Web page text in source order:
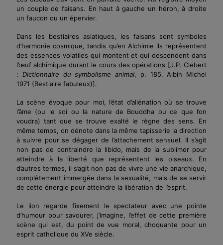
un couple de faisans. En haut à gauche un héron, à droite
un faucon ou un épervier.
Dans les bestiaires asiatiques, les faisans sont symboles
d’harmonie cosmique, tandis qu’en Alchimie ils représentent
des essences volatiles qui montent et qui descendent dans
l’œuf alchimique durant le cours des opérations [J.P. Clebert
: Dictionnaire du symbolisme animal , p. 185, Albin Michel
1971 (Bestiaire fabuleux)].
La scène évoque pour moi, l’état d’aliénation où se trouve
l’âme (ou le soi ou la nature de Bouddha ou ce que l’on
voudra) tant que se trouve exalté le règne des sens. En
même temps, on dénote dans la même tapisserie la direction
à suivre pour se dégager de l’attachement sensuel. Il s’agit
non pas de contraindre la libido, mais de la sublimer pour
atteindre à la liberté que représentent les oiseaux. En
d’autres termes, il s’agit non pas de vivre une vie anarchique,
complètement immergée dans la sexualité, mais de se servir
de cette énergie pour atteindre la libération de l’esprit.
Le lion regarde fixement le spectateur avec une pointe
d’humour pour savourer, j’imagine, l’effet de cette première
scène qui est, du point de vue moral, choquante pour un
esprit catholique du XVe siècle.